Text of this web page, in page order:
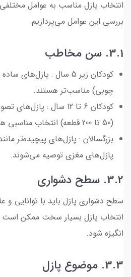
انتخاب پازل مناسب به عوامل
بررسی این عوامل می‌پردازیم:
3.1. سن مخاطب
کودکان زیر 5 سال :
چوبی) مناسب‌تر هستند.
کودکان 6 تا 12 سال :
(50 تا 200 قطعه) انتخاب مناسبی هستند.
بزرگسالان : پازل‌های پیچیده‌تر
پازل‌های مغزی توصیه می‌شوند.
3.2. سطح دشواری
سطح دشواری پازل باید با توانایی و
انتخاب پازل بسیار سخت ممکن
انگیزه شود.
3.3. موضوع پازل